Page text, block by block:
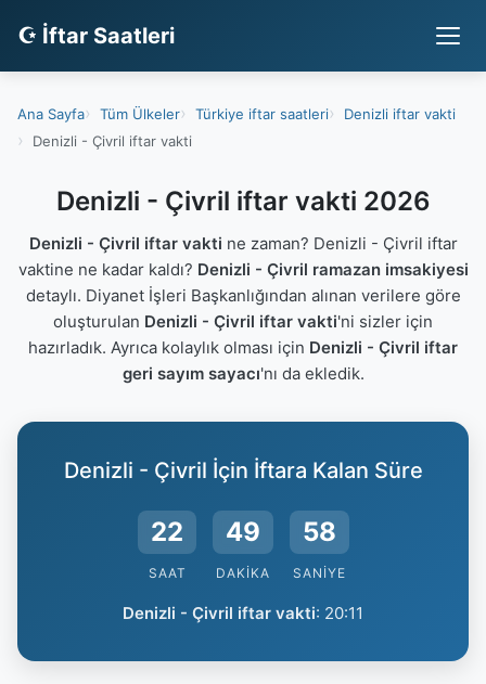
☪ İftar Saatleri
Ana Sayfa Tüm Ülkeler Türkiye iftar saatleri
Denizli iftar vakti
Denizli - Çivril iftar vakti
Denizli - Çivril iftar vakti 2026
Denizli - Çivril iftar vakti ne zaman? Denizli - Çivril iftar
vaktine ne kadar kaldı? Denizli - Çivril ramazan imsakiyesi
detaylı. Diyanet İşleri Başkanlığından alınan verilere göre
oluşturulan Denizli - Çivril iftar vakti'ni sizler için
hazırladık. Ayrıca kolaylık olması için Denizli - Çivril iftar
geri sayım sayacı'nı da ekledik.
Denizli - Çivril İçin İftara Kalan Süre
22
SAAT
49
DAKIKA
58
SANIYE
Denizli - Çivril iftar vakti: 20:11